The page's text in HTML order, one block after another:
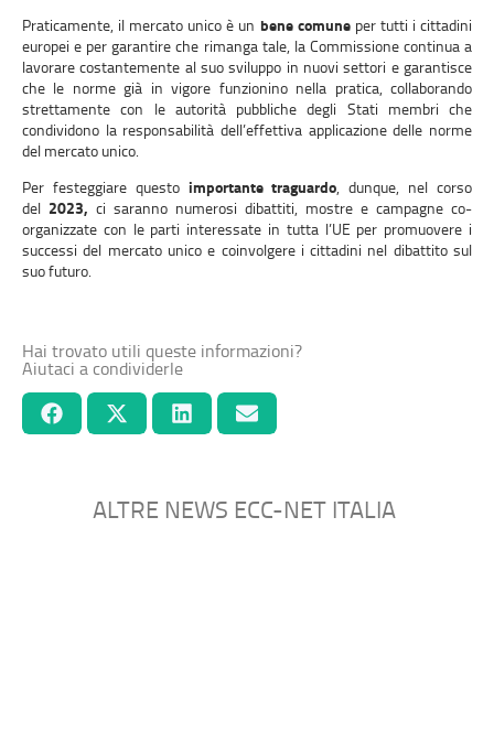
Praticamente, il mercato unico è un bene comuneper tutti i cittadini
europei e per garantire che rimanga tale, la Commissione continua a
lavorare costantemente al suo sviluppo in nuovi settori e garantisce
che le norme già in vigore funzionino nella pratica, collaborando
strettamente con le autorità pubbliche degli Stati membri che
condividono la responsabilità dell’effettiva applicazione delle norme
del mercato unico.
Per festeggiare questo importante traguardo, dunque, nel corso
del 2023, ci saranno numerosi dibattiti, mostre e campagne co-
organizzate con le parti interessate in tutta l’UE per promuovere i
successi del mercato unico e coinvolgere i cittadini nel dibattito sul
suo futuro.
Hai trovato utili queste informazioni?
Aiutaci a condividerle
ALTRE NEWS ECC-NET ITALIA